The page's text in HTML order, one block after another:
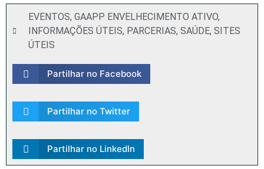
EVENTOS, GAAPP ENVELHECIMENTO ATIVO,
INFORMAÇÕES ÚTEIS, PARCERIAS, SAÚDE, SITES
ÚTEIS
Partilhar no Facebook
Partilhar no Twitter
Partilhar no LinkedIn